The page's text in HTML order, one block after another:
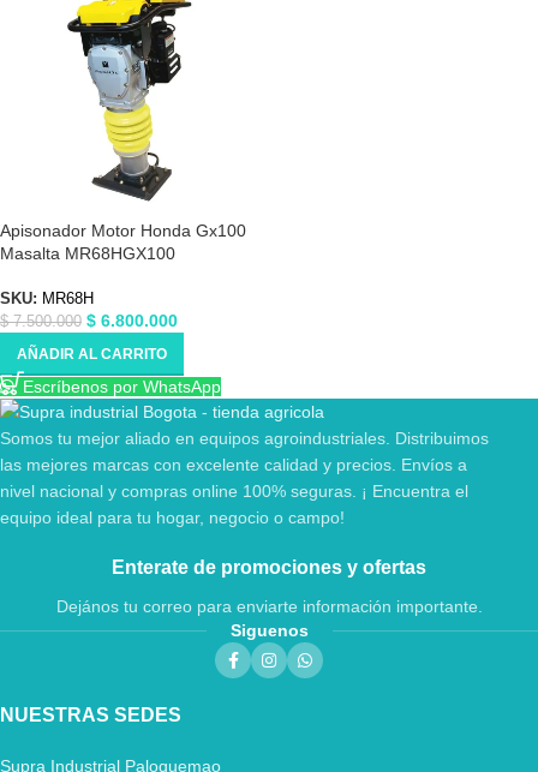
Apisonador Motor Honda Gx100
Masalta MR68HGX100
SKU: MR68H
$7.500.000 $ 6.800.000
AÑADIR AL CARRITO
Escríbenos por WhatsApp
Somos tu mejor aliado en equipos agroindustriales. Distribuimos
las mejores marcas con excelente calidad y precios. Envíos a
nivel nacional y compras online 100% seguras. ¡ Encuentra el
equipo ideal para tu hogar, negocio o campo!
Enterate de promociones y ofertas
Dejános tu correo para enviarte información importante.
Siguenos
NUESTRAS SEDES
Supra Industrial Paloquemao